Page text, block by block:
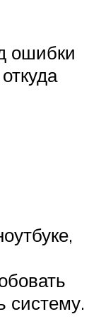
ошибки
систему.